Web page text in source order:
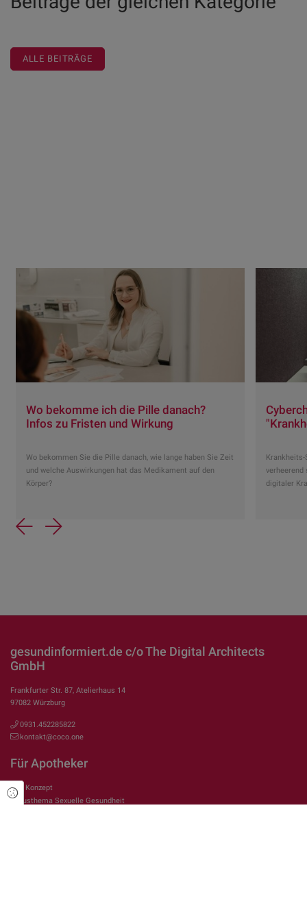
ALLE BEITRÄGE
Wo bekomme ich die Pille danach?
Infos zu Fristen und Wirkung
Wo bekommen Sie die Pille danach, wie lange haben Sie Zeit
und welche Auswirkungen hat das Medikament auf den
Körper?
verheerend
digitaler
Previous
Next
gesundinformiert.de c/o The Digital Architects
GmbH
Frankfurter Str. 87, Atelierhaus 14
97082 Würzburg
0931.452285822
kontakt@coco.one
Für Apotheker
Das Konzept
Fokusthema Sexuelle Gesundheit
Cookie Einstellungen